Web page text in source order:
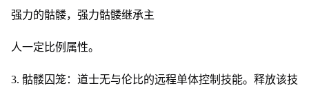
强力的骷髅，强力骷髅继承主
人一定比例属性。
3. 骷髅囚笼：道士无与伦比的远程单体控制技能。释放该技